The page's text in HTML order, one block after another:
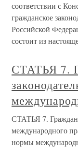
соответствии с
гражданское
Российской
состоит из
СТАТЬЯ 7.
СТАТЬЯ 7.
международного
нормы